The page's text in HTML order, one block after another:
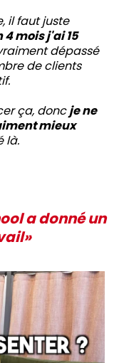
il faut juste
4 mois j'ai 15
dépassé
de clients
ça, doncje ne
mieux
là.
a donné un